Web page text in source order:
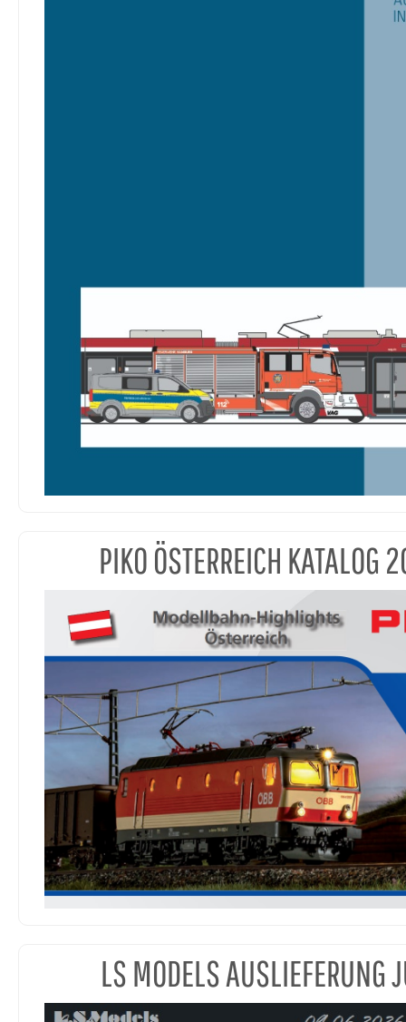
PIKO ÖSTERREICH KATALOG
LS MODELS AUSLIEFERUNG